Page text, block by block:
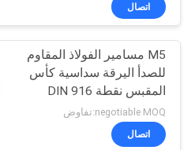
الموقع
PRIVACY
POLICY
اتصال
M5 مسامير الفولاذ المقاوم
للصدأ اليرقة سداسية كأس
المقبس نقطة DIN 916
negotiable MOQ:تفاوض
اتصال